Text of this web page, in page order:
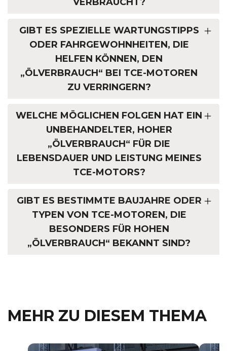
GIBT ES SPEZIELLE WARTUNGSTIPPS
ODER FAHRGEWOHNHEITEN, DIE
HELFEN KÖNNEN, DEN
„ÖLVERBRAUCH“ BEI TCE-MOTOREN
ZU VERRINGERN?
WELCHE MÖGLICHEN FOLGEN HAT EIN
UNBEHANDELTER, HOHER
„ÖLVERBRAUCH“ FÜR DIE
LEBENSDAUER UND LEISTUNG MEINES
TCE-MOTORS?
GIBT ES BESTIMMTE BAUJAHRE ODER
TYPEN VON TCE-MOTOREN, DIE
BESONDERS FÜR HOHEN
„ÖLVERBRAUCH“ BEKANNT SIND?
MEHR ZU DIESEM THEMA